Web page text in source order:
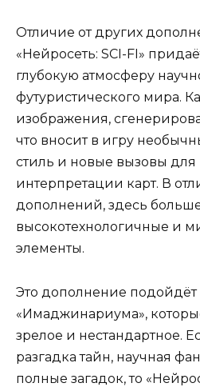
Отличие от других
«Нейросеть: SCI-FI»
глубокую атмосферу
футуристического мира.
изображения,
что вносит в игру
стиль и новые вызовы для
интерпретации карт. В
дополнений, здесь
высокотехнологичные и
элементы.
Это дополнение
«Имаджинариума»,
зрелое и нестандартное.
разгадка тайн, научная
полные загадок, то